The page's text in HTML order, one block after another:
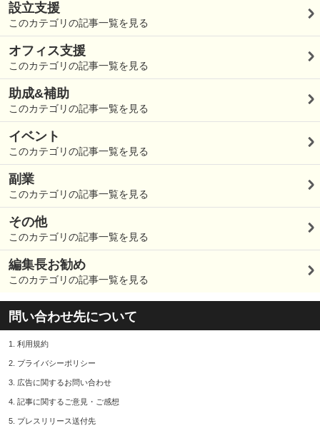
設立支援
このカテゴリの記事一覧を見る
オフィス支援
このカテゴリの記事一覧を見る
助成&補助
このカテゴリの記事一覧を見る
イベント
このカテゴリの記事一覧を見る
副業
このカテゴリの記事一覧を見る
その他
このカテゴリの記事一覧を見る
編集長お勧め
このカテゴリの記事一覧を見る
問い合わせ先について
1. 利用規約
2. プライバシーポリシー
3. 広告に関するお問い合わせ
4. 記事に関するご意見・ご感想
5. プレスリリース送付先